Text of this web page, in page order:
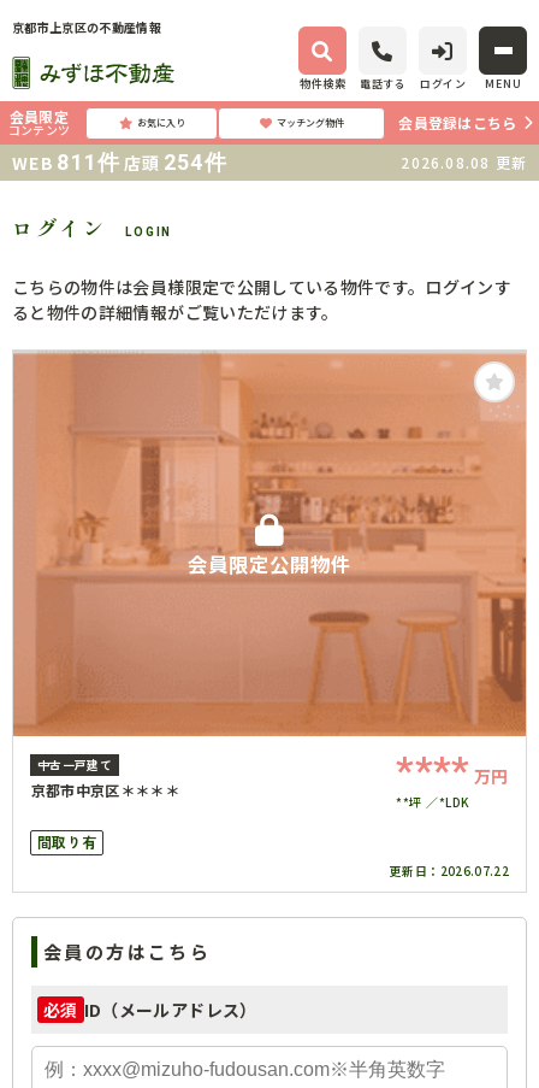
京都市上京区の不動産情報
物件検索 電話する ログイン MENU
会員限定
コンテンツ お気に入り マッチング物件 会員登録はこちら
WEB 811件 店頭 254件 2026.08.08 更新
ログイン LOGIN
こちらの物件は会員様限定で公開している物件です。ログインす
ると物件の詳細情報がご覧いただけます。
会員限定公開物件
中古一戸建て
京都市中京区＊＊＊＊ **** 万円
**坪 *LDK
間取り有
更新日： 2026.07.22
会員の方はこちら
必須 ID（メールアドレス）